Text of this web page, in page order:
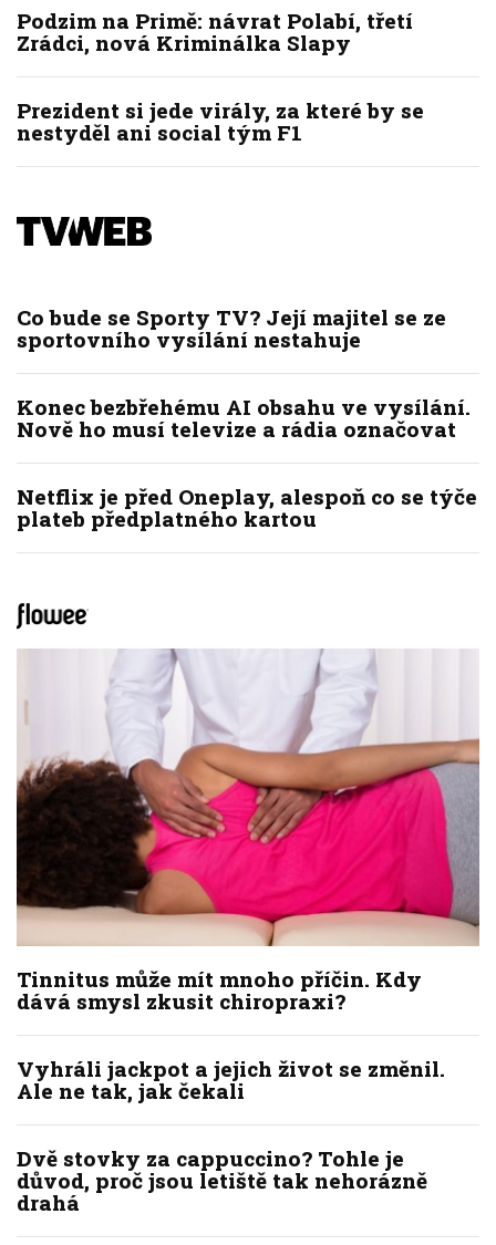
Podzim na Primě: návrat Polabí, třetí
Zrádci, nová Kriminálka Slapy
Prezident si jede virály, za které by se
nestyděl ani social tým F1
Co bude se Sporty TV? Její majitel se ze
sportovního vysílání nestahuje
Konec bezbřehému AI obsahu ve vysílání.
Nově ho musí televize a rádia označovat
Netflix je před Oneplay, alespoň co se týče
plateb předplatného kartou
Tinnitus může mít mnoho příčin. Kdy
dává smysl zkusit chiropraxi?
Vyhráli jackpot a jejich život se změnil.
Ale ne tak, jak čekali
Dvě stovky za cappuccino? Tohle je
důvod, proč jsou letiště tak nehorázně
drahá